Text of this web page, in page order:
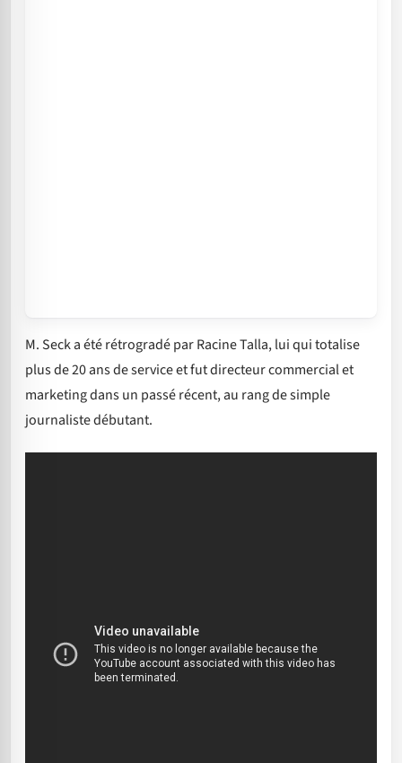
M. Seck a été rétrogradé par Racine Talla, lui qui totalise
plus de 20 ans de service et fut directeur commercial et
marketing dans un passé récent, au rang de simple
journaliste débutant.